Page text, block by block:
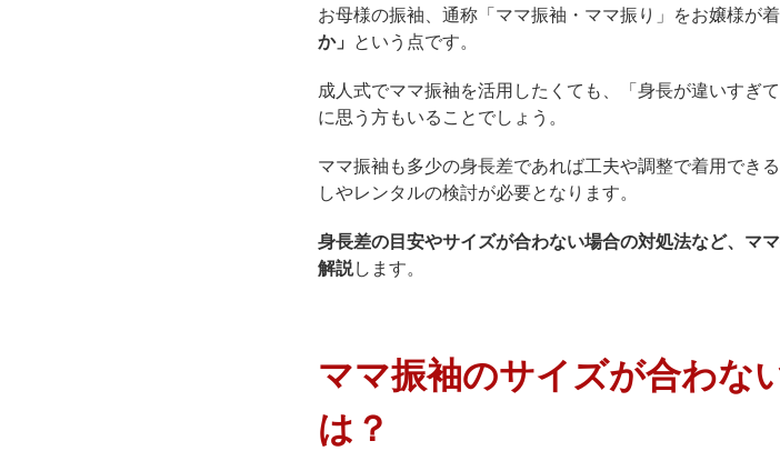
お母様の振袖、通称「ママ振袖・ママ振り」をお嬢様が
か」
という点です。
成人式でママ振袖を活用したくても、「身長が違いすぎ
に思う方もいることでしょう。
ママ振袖も多少の身長差であれば工夫や調整で着用でき
しやレンタルの検討が必要となります。
身長差の目安やサイズが合わない場合の対処法など、マ
解説します。
ママ振袖のサイズが合わな
は？